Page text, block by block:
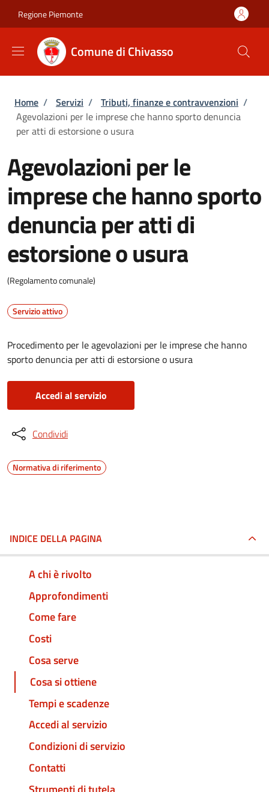
Regione Piemonte
Comune di Chivasso
Briciole di pane
Home / Servizi / Tributi, finanze e contravvenzioni /
Agevolazioni per le imprese che hanno sporto denuncia
per atti di estorsione o usura
Agevolazioni per le
imprese che hanno sporto
denuncia per atti di
estorsione o usura
(Regolamento comunale)
Servizio attivo
Procedimento per le agevolazioni per le imprese che hanno
sporto denuncia per atti di estorsione o usura
Accedi al servizio
Condividi
Normativa di riferimento
INDICE DELLA PAGINA
A chi è rivolto
Approfondimenti
Come fare
Costi
Cosa serve
Cosa si ottiene
Tempi e scadenze
Accedi al servizio
Condizioni di servizio
Contatti